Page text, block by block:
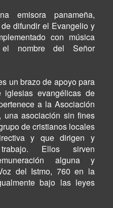
emisora panameña,
difundir el Evangelio y
con música
nombre del Señor
un brazo de apoyo para
iglesias evangélicas de
a la Asociación
una asociación sin fines
de cristianos locales
y que dirigen y
Ellos sirven
alguna y
del Istmo, 760 en la
bajo las leyes